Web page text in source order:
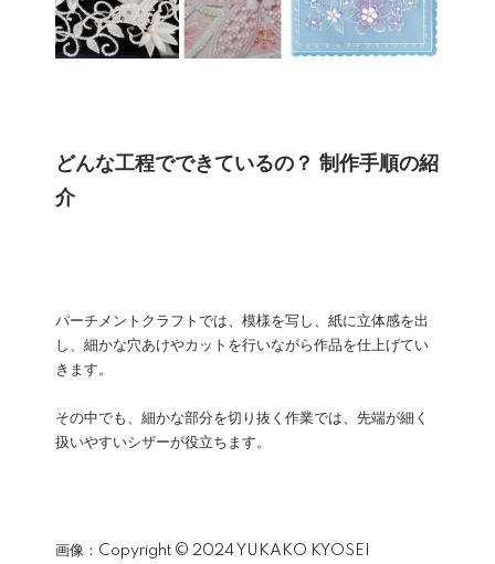
どんな工程でできているの？ 制作手順の紹
介
パーチメントクラフトでは、模様を写し、紙に立体感を出
し、細かな穴あけやカットを行いながら作品を仕上げてい
きます。
その中でも、細かな部分を切り抜く作業では、先端が細く
扱いやすいシザーが役立ちます。
画像：Copyright © 2024 YUKAKO KYOSEI